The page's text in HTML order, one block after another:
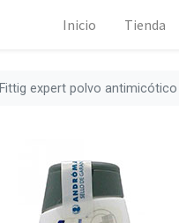
Inicio Tienda
Fittig expert polvo antimicótico